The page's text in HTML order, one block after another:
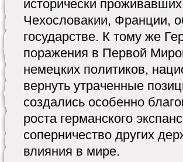
исторически
Чехословакии, Франции,
государстве. К тому же
поражения в Первой
немецких политиков,
вернуть утраченные
создались особенно
роста германского
соперничество других
влияния в мире.